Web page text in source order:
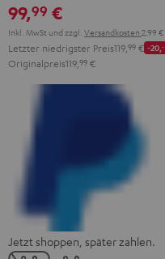
99,99 €
Inkl. MwSt und zzgl. Versandkosten 2,99 €
Letzter niedrigster Preis119, 99 € -20,‐
Originalpreis119, 99 €
Jetzt shoppen, später zahlen.